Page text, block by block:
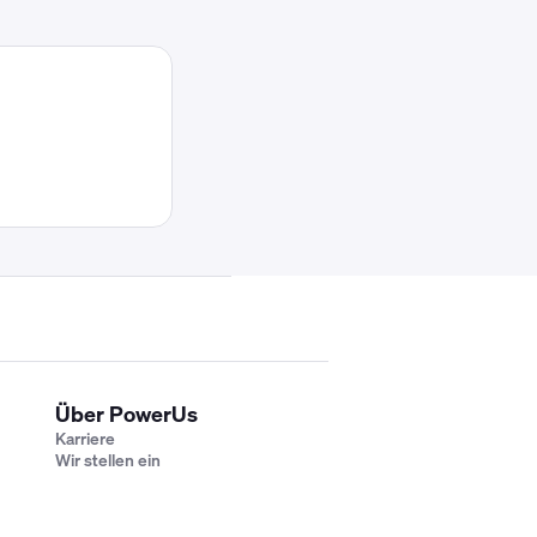
Über PowerUs
Karriere
Wir stellen ein